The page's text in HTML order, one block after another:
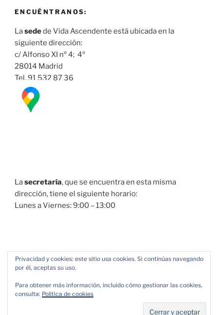
ENCUÉNTRANOS:
Lasedede Vida Ascendente está ubicada en la
siguiente dirección:
c/ Alfonso XI nº 4; 4º
28014 Madrid
Tel. 91 532 87 36
Lasecretaría, que se encuentra en esta misma
dirección, tiene el siguiente horario:
Lunes a Viernes: 9:00 – 13:00
Funciona gracias a WordPress
Privacidad y cookies: este sitio usa cookies. Si continúas navegando
por él, aceptas su uso.
Para obtener más información, incluido cómo gestionar las cookies,
consulta: Política de cookies